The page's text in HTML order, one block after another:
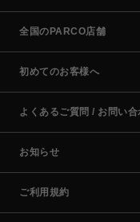
全国のPARCO店舗
初めてのお客様へ
よくあるご質問 / お問い合
お知らせ
ご利用規約